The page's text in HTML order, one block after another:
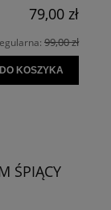
79,00 zł
99,00 zł
DO KOSZYKA
ŚPIĄCY